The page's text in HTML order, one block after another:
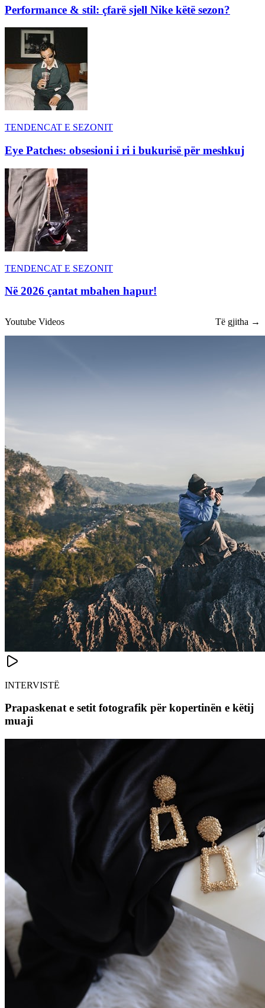
Performance & stil: çfarë sjell Nike këtë sezon?
TENDENCAT E SEZONIT
Eye Patches: obsesioni i ri i bukurisë për meshkuj
TENDENCAT E SEZONIT
Në 2026 çantat mbahen hapur!
Youtube Videos Të gjitha →
INTERVISTË
Prapaskenat e setit fotografik për kopertinën e këtij
muaji